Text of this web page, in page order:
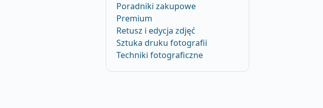
Poradniki zakupowe
Premium
Retusz i edycja zdjęć
Sztuka druku fotografii
Techniki fotograficzne